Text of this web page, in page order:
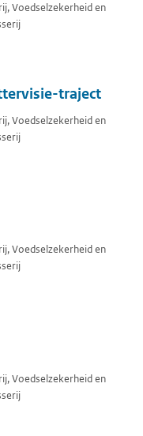
Voedselzekerheid en
traject
Voedselzekerheid en
Voedselzekerheid en
Voedselzekerheid en